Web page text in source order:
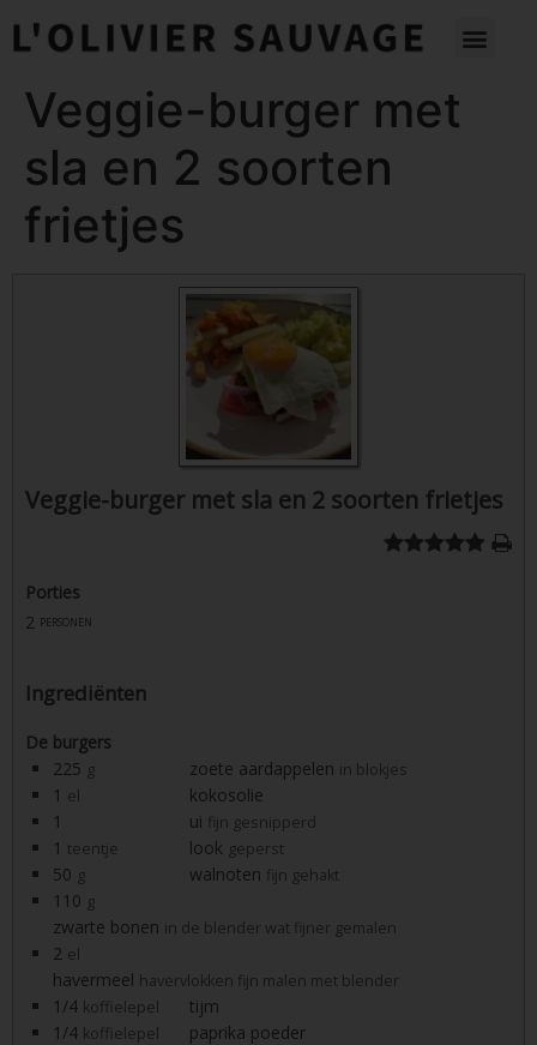
Veggie-burger met
sla en 2 soorten
frietjes
Veggie-burger met sla en 2 soorten frietjes
Porties
2 personen
Ingrediënten
De burgers
225 g zoete aardappelen in blokjes
1 el
kokosolie
1
ui fijn gesnipperd
1 teentje look geperst
50 g walnoten fijn gehakt
110 g
zwarte bonen in de blender wat fijner gemalen
2 el
havermeel havervlokken fijn malen met blender
1/4 koffielepel
tijm
1/4 koffielepel
paprika poeder